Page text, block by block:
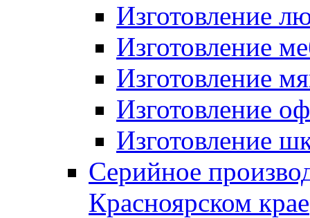
Изготовление
Изготовление
Изготовление
Изготовление
Изготовление
Серийное
Красноярском крае